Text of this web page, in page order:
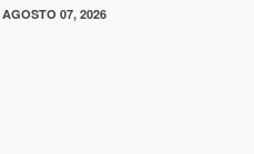
AGOSTO 07, 2026